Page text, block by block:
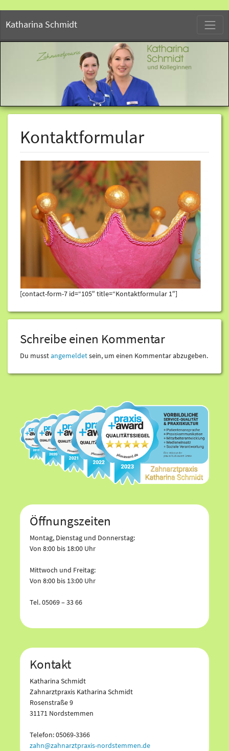
Katharina Schmidt
Kontaktformular
[contact-form-7 id=“105″ title=“Kontaktformular 1″]
Schreibe einen Kommentar
Du musstangemeldetsein, um einen Kommentar abzugeben.
Öffnungszeiten
Montag, Dienstag und Donnerstag:
Von 8:00 bis 18:00 Uhr
Mittwoch und Freitag:
Von 8:00 bis 13:00 Uhr
Tel. 05069 – 33 66
Kontakt
Katharina Schmidt
Zahnarztpraxis Katharina Schmidt
Rosenstraße 9
31171 Nordstemmen
Telefon: 05069-3366
zahn@zahnarztpraxis-nordstemmen.de